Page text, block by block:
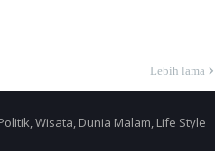
Lebih lama
Wisata, Dunia Malam, Life Style